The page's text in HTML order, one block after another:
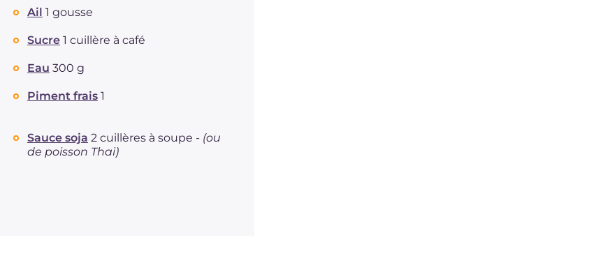
Ail 1 gousse
Sucre 1 cuillère à café
Eau 300 g
Piment frais 1
Sauce soja 2 cuillères à soupe - (ou
de poisson Thai)